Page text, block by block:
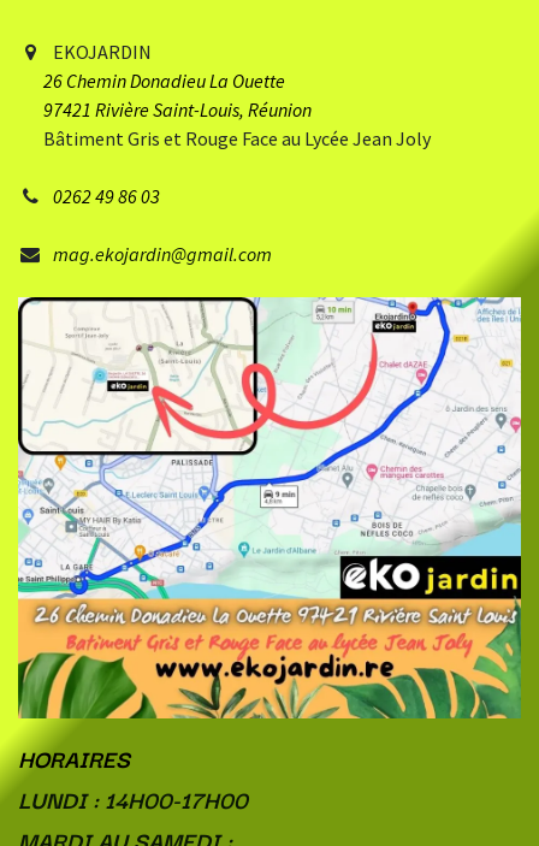
EKOJARDIN
26 Chemin Donadieu​ La Ouette
97421 Rivière Saint-Louis, Réunion
Bâtiment Gris et Rouge Face au Lycée Jean Joly
0262 49 86 03
mag.ekojardin@gmail.com
HORAIRES
LUNDI : 14H00-17H00